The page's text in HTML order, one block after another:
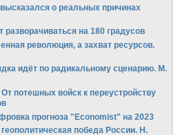
о реальных причинах
разворачиваться на 180 градусов
революция, а захват ресурсов.
идёт по радикальному сценарию. М.
потешных войск к переустройству
прогноза "Economist" на 2023
победа России. Н.